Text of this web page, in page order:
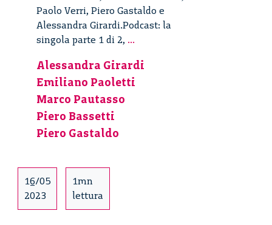
Paolo Verri, Piero Gastaldo e
Alessandra Girardi.Podcast: la
singola parte 1 di 2, ...
specchio
di
Alessandra Girardi
Emiliano Paoletti
Marco Pautasso
Piero Bassetti
Piero Gastaldo
16/05
2023
1mn
lettura